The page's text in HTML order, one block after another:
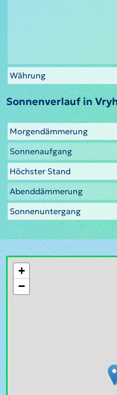
Währung
Sonnenverlauf in
Morgendämmerung
Sonnenaufgang
Höchster Stand
Abenddämmerung
Sonnenuntergang
+
−